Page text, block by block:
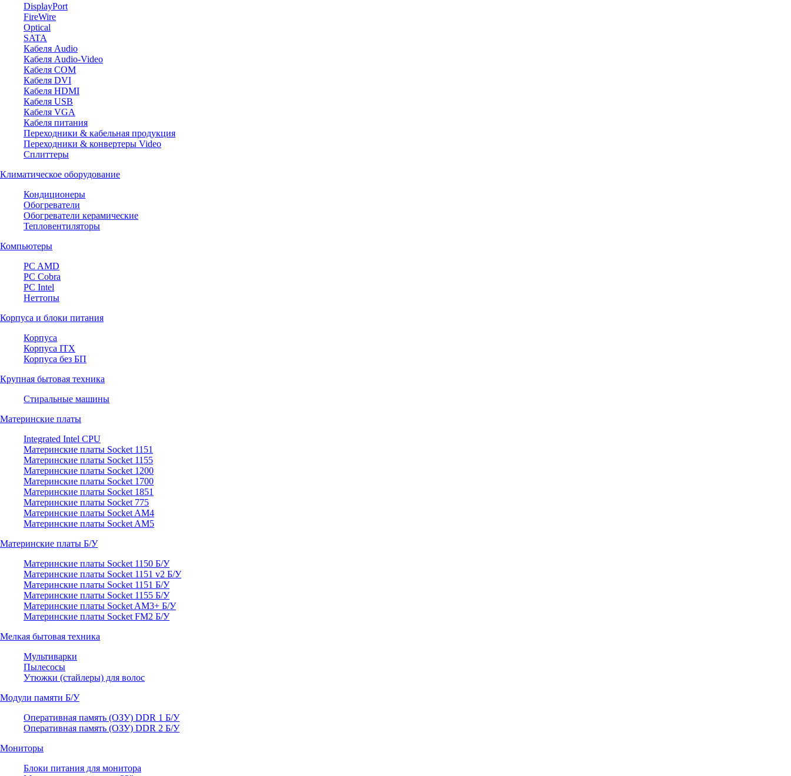
DisplayPort
FireWire
Optical
SATA
Кабеля Audio
Кабеля Audio-Video
Кабеля COM
Кабеля DVI
Кабеля HDMI
Кабеля USB
Кабеля VGA
Кабеля питания
Переходники & кабельная продукция
Переходники & конвертеры Video
Сплиттеры
Климатическое оборудование
Кондиционеры
Обогреватели
Обогреватели керамические
Тепловентиляторы
Компьютеры
PC AMD
PC Cobra
PC Intel
Неттопы
Корпуса и блоки питания
Корпуса
Корпуса ITX
Корпуса без БП
Крупная бытовая техника
Стиральные машины
Материнские платы
Integrated Intel CPU
Материнские платы Socket 1151
Материнские платы Socket 1155
Материнские платы Socket 1200
Материнские платы Socket 1700
Материнские платы Socket 1851
Материнские платы Socket 775
Материнские платы Socket AM4
Материнские платы Socket AM5
Материнские платы Б/У
Материнские платы Socket 1150 Б/У
Материнские платы Socket 1151 v2 Б/У
Материнские платы Socket 1151 Б/У
Материнские платы Socket 1155 Б/У
Материнские платы Socket AM3+ Б/У
Материнские платы Socket FM2 Б/У
Мелкая бытовая техника
Мультиварки
Пылесосы
Утюжки (стайлеры) для волос
Модули памяти Б/У
Оперативная память (ОЗУ) DDR 1 Б/У
Оперативная память (ОЗУ) DDR 2 Б/У
Мониторы
Блоки питания для монитора